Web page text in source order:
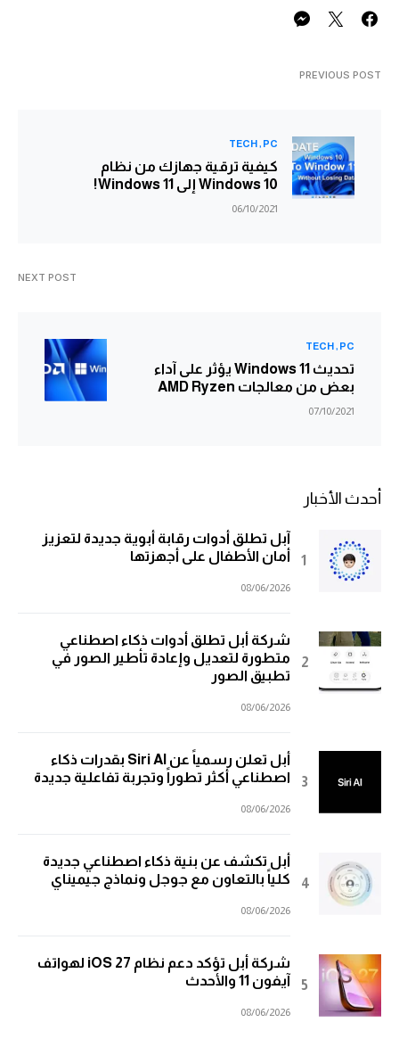
PREVIOUS POST
PC
TECH
كيفية ترقية جهازك من نظام
Windows 10 إلى Windows 11!
06/10/2021
NEXT POST
PC
TECH
تحديث Windows 11 يؤثر على آداء
بعض من معالجات AMD Ryzen
07/10/2021
أحدث الأخبار
آبل تطلق أدوات رقابة أبوية جديدة لتعزيز
أمان الأطفال على أجهزتها
08/06/2026
شركة أبل تطلق أدوات ذكاء اصطناعي
متطورة لتعديل وإعادة تأطير الصور في
تطبيق الصور
08/06/2026
أبل تعلن رسمياً عن Siri AI بقدرات ذكاء
اصطناعي أكثر تطوراً وتجربة تفاعلية جديدة
08/06/2026
أبل تكشف عن بنية ذكاء اصطناعي جديدة
كلياً بالتعاون مع جوجل ونماذج جيميناي
08/06/2026
شركة أبل تؤكد دعم نظام iOS 27 لهواتف
آيفون 11 والأحدث
08/06/2026